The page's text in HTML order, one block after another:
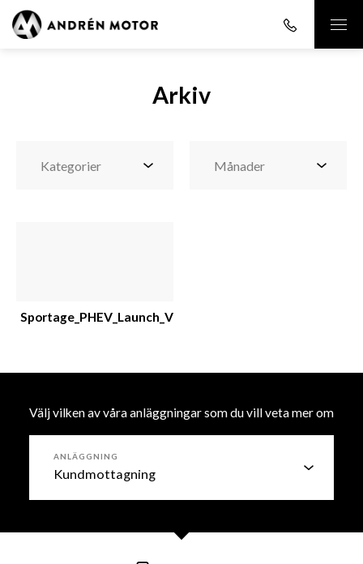
Arkiv
Sportage_PHEV_Launch_Videoad_Sport_1_6s_1x1
Välj vilken av våra anläggningar som du vill veta mer om
ANLÄGGNING